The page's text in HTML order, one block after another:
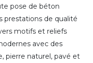
pose de béton
prestations de qualité
motifs et reliefs
avec des
pierre naturel, pavé et